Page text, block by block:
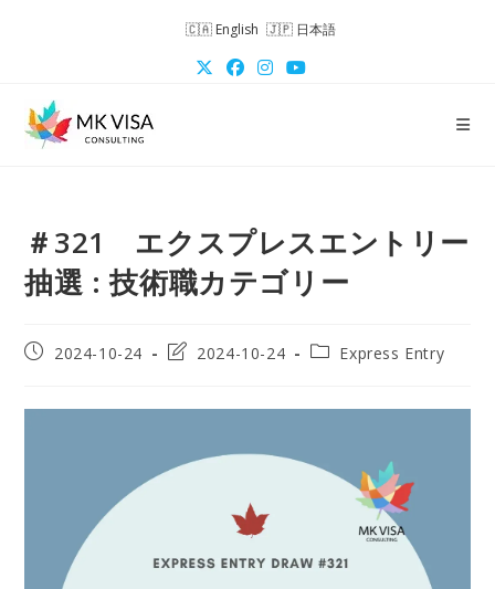
English 日本語
＃321 エクスプレスエントリー
抽選 : 技術職カテゴリー
投
開
2024-10-24
投
最
更
2024-10-24
投
テ
ー:
Express Entry